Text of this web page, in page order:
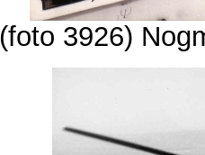
(foto 3926)